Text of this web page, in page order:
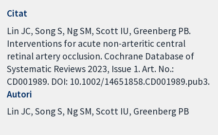
Citat
Lin JC, Song S, Ng SM, Scott IU, Greenberg PB.
Interventions for acute non-arteritic central
retinal artery occlusion. Cochrane Database of
Systematic Reviews 2023, Issue 1. Art. No.:
CD001989. DOI: 10.1002/14651858.CD001989.pub3.
Autori
Lin JC Song S Ng SM Scott IU Greenberg PB